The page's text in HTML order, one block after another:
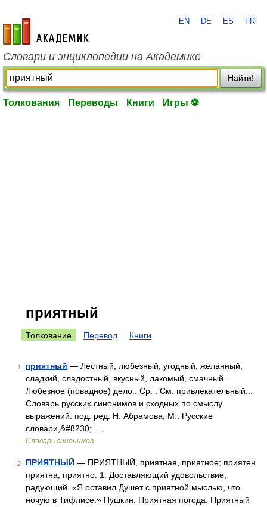
academic.ru
EN DE ES FR
Словари и энциклопедии на Академике
Найти!
Толкования Переводы Книги Игры ⚽
приятный
Толкование Перевод Книги
1 приятный — Лестный, любезный, угодный, желанный,
сладкий, сладостный, вкусный, лакомый, смачный.
Любезное (повадное) дело.. Ср. . См. привлекательный...
Словарь русских синонимов и сходных по смыслу
выражений. под. ред. Н. Абрамова, М.: Русские
словари,&#8230; …
Словарь синонимов
2 ПРИЯТНЫЙ — ПРИЯТНЫЙ, приятная, приятное; приятен,
приятна, приятно. 1. Доставляющий удовольствие,
радующий. «Я оставил Душет с приятной мыслью, что
ночую в Тифлисе.» Пушкин. Приятная погода. Приятный